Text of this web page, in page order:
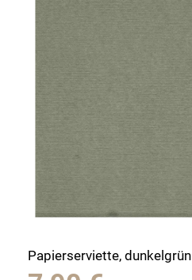
Papierserviette, dunkelgrün